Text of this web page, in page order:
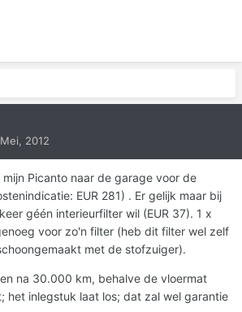
2012
Picanto naar de garage voor de
EUR 281) . Er gelijk maar bij
géén interieurfilter wil (EUR 37). 1 x
voor zo'n filter (heb dit filter wel zelf
met de stofzuiger).
na 30.000 km, behalve de vloermat
het inlegstuk laat los; dat zal wel garantie